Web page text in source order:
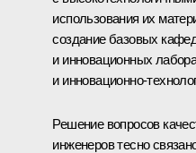
использования их
создание базовых
и инновационных
и инновационно-
Решение вопросов
инженеров тесно